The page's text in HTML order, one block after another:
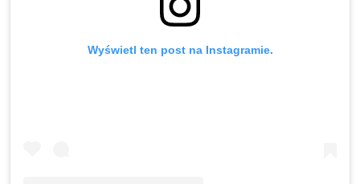
Wyświetl ten post na Instagramie.